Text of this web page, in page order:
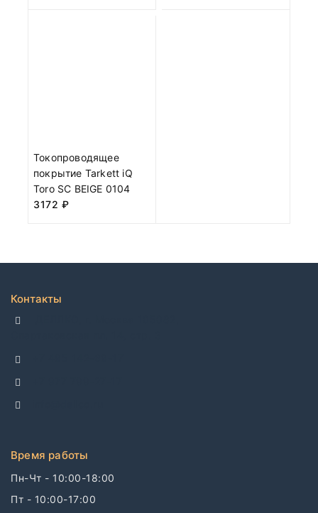
Токопроводящее
покрытие Tarkett iQ
Toro SC BEIGE 0104
3172 ₽
Контакты
Время работы
Пн-Чт - 10:00-18:00
Пт - 10:00-17:00